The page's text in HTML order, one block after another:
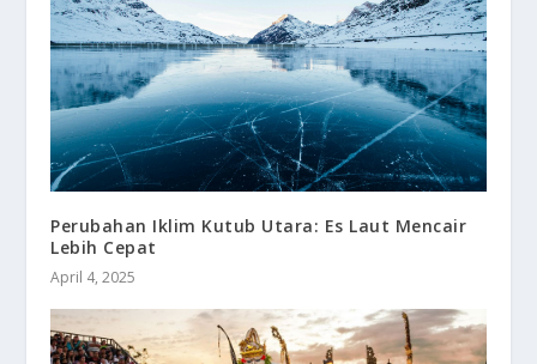
Perubahan Iklim Kutub Utara: Es Laut Mencair
Lebih Cepat
April 4, 2025